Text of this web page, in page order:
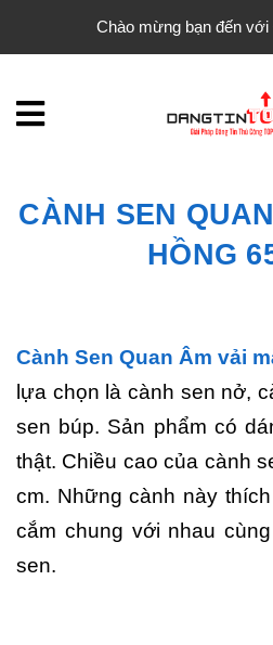
Chào mừng bạn đến
CÀNH SEN
HỒNG
Cành Sen Quan Âm vải
lựa chọn là cành sen nở,
sen búp. Sản phẩm có
thật. Chiều cao của cành
cm. Những cành này
cắm chung với nhau
sen.